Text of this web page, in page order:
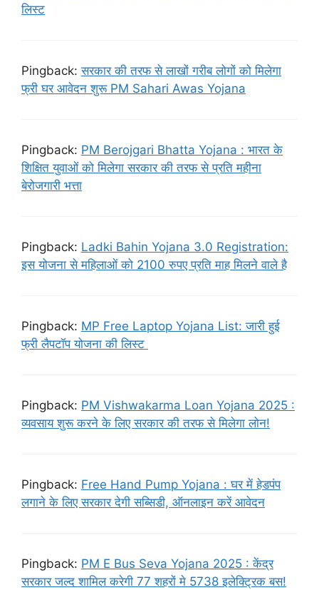
लिस्ट
Pingback:सरकार की तरफ से लाखों गरीब लोगों को मिलेगा
फ्री घर आवेदन शुरू PM Sahari Awas Yojana
Pingback: PM Berojgari Bhatta Yojana : भारत के
शिक्षित युवाओं को मिलेगा सरकार की तरफ से प्रति महीना
बेरोजगारी भत्ता
Pingback: Ladki Bahin Yojana 3.0 Registration:
इस योजना से महिलाओं को 2100 रुपए प्रति माह मिलने वाले है
Pingback: MP Free Laptop Yojana List: जारी हुई
फ्री लैपटॉप योजना की लिस्ट
Pingback: PM Vishwakarma Loan Yojana 2025 :
व्यवसाय शुरू करने के लिए सरकार की तरफ से मिलेगा लोन!
Pingback: Free Hand Pump Yojana : घर में हेडपंप
लगाने के लिए सरकार देगी सब्सिडी, ऑनलाइन करें आवेदन
Pingback: PM E Bus Seva Yojana 2025 : केंद्र
सरकार जल्द शामिल करेगी 77 शहरों मे 5738 इलेक्ट्रिक बस!